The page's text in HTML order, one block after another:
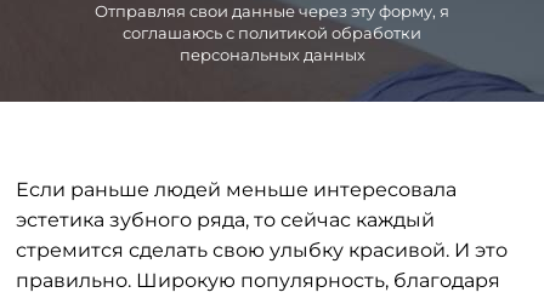
Отправляя свои данные через эту форму, я
соглашаюсь с политикой обработки
персональных данных
Если раньше людей меньше интересовала
эстетика зубного ряда, то сейчас каждый
стремится сделать свою улыбку красивой. И это
правильно. Широкую популярность, благодаря